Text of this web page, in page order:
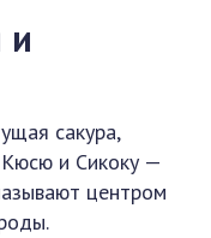
и
сакура,
Кюсю и Сикоку —
центром